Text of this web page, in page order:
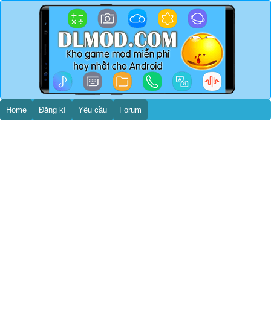
Home Đăng kí Yêu cầu Forum